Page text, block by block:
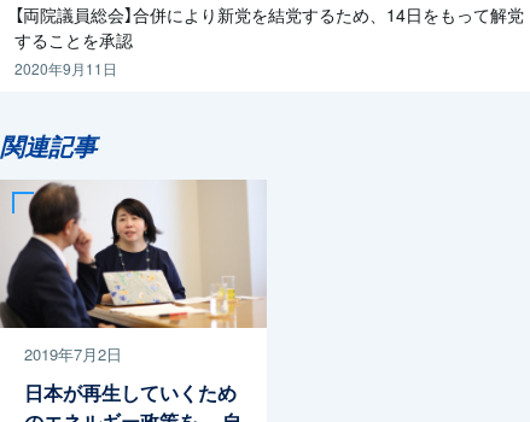
【両院議員総会】合併により新党を結党するため、14日をもって解党
することを承認
2020年9月11日
関連記事
2019年7月2日
日本が再生していくため